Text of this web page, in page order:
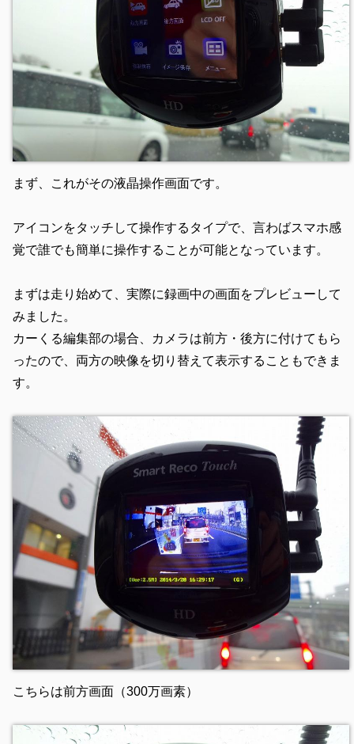
まず、これがその液晶操作画面です。
アイコンをタッチして操作するタイプで、言わばスマホ感
覚で誰でも簡単に操作することが可能となっています。
まずは走り始めて、実際に録画中の画面をプレビューして
みました。
カーくる編集部の場合、カメラは前方・後方に付けてもら
ったので、両方の映像を切り替えて表示することもできま
す。
こちらは前方画面（300万画素）